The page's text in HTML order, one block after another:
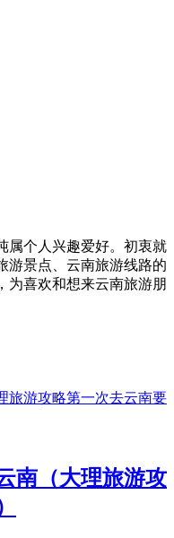
属个人兴趣爱好。初衷就
游景点、云南旅游线路的
为喜欢和想来云南旅游朋
南（大理旅游攻